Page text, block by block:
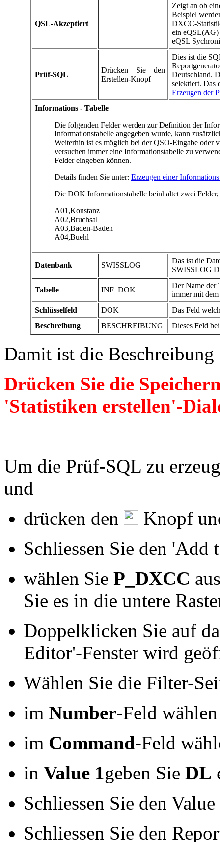
QSL-Akzeptiert
Zeigt an ob
Beispiel
DXCC-
ein eQSL(AG)
eQSL
Prüf-SQL
Drücken Sie den
Erstellen-Knopf
Dies ist die
Deutschland.
selektiert. Das
Erzeugen der
Informations - Tabelle
Die folgenden Felder werden zur Definition der
Informationstabelle angegeben wurde, kann
Weiterhin ist es möglich bei der QSO-Eingabe oder
versuchen immer eine Informationstabelle zu
Felder eingeben können.
Details finden Sie unter: Erzeugen einer
Die DOK Informationstabelle beinhaltet zwei
A01,Konstanz
A02,Bruchsal
A03,Baden-Baden
A04,Buehl
Datenbank SWISSLOG
Das ist die
SWISSLOG
Tabelle INF_DOK
Der Name der
immer mit
Schlüsselfeld
DOK
Das Feld
Beschreibung
BESCHREIBUNG Dieses Feld
Damit ist die
Drücken Sie die
'Statistiken erstellen'-
Um die Prüf-SQL zu
und
drücken den
Knopf
Schliessen Sie den 'Add
wählen Sie P_DXCC
Sie es in die untere
Doppelklicken Sie auf
Editor'-Fenster wird
Wählen Sie die Filter-
im Number-Feld
im Command-Feld
in Value 1geben Sie DL
Schliessen Sie den
Schliessen Sie den